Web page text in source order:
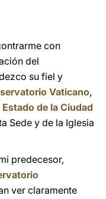
con
del
su fiel y
Vaticano,
Estado de la Ciudad
Sede y de la Iglesia
predecesor,
ver claramente